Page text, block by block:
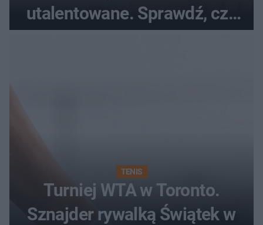
utalentowane. Sprawdź, czy
twój znak znajduje się na
TENIS
Turniej WTA w Toronto.
Sznajder rywalką Świątek w